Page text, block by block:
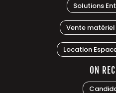
Solutions
Vente
Location
ON